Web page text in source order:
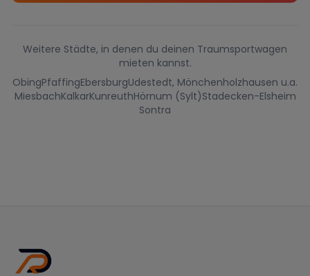
Weitere Städte, in denen du deinen Traumsportwagen
mieten kannst.
ObingPfaffingEbersburgUdestedt, Mönchenholzhausen u.a.
MiesbachKalkarKunreuthHörnum (Sylt)Stadecken-Elsheim
Sontra